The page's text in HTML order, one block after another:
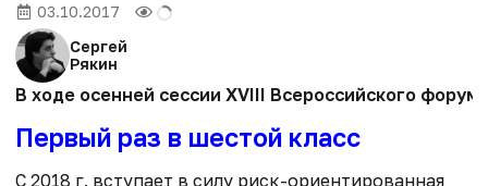
03.10.2017
Сергей
Рякин
В ходе осенней сессии XVIII Всероссийского
Первый раз в шестой класс
С 2018 г. вступает в силу риск-ориентированная